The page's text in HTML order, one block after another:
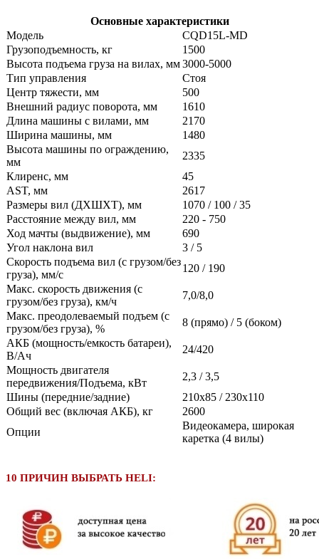
Основные характеристики
Модель
CQD15L-MD
Грузоподъемность, кг
1500
Высота подъема груза на вилах, мм3000-5000
Тип управления
Стоя
Центр тяжести, мм
500
Внешний радиус поворота, мм
1610
Длина машины с вилами, мм
2170
Ширина машины, мм
1480
Высота машины по ограждению,
мм
2335
Клиренс, мм
45
AST, мм
2617
Размеры вил (ДXШXТ), мм
1070 / 100 / 35
Расстояние между вил, мм
220 - 750
Ход мачты (выдвижение), мм
690
Угол наклона вил
3 / 5
Скорость подъема вил (с грузом/без
груза), мм/с
120 / 190
Макс. скорость движения (с
грузом/без груза), км/ч
7,0/8,0
Макс. преодолеваемый подъем (с
грузом/без груза), %
8 (прямо) / 5 (боком)
АКБ (мощность/емкость батареи),
В/Ач
24/420
Мощность двигателя
передвижения/Подъема, кВт
2,3 / 3,5
Шины (передние/задние)
210x85 / 230x110
Общий вес (включая АКБ), кг
2600
Опции
Видеокамера, широкая
каретка (4 вилы)
10 ПРИЧИН ВЫБРАТЬ HELI: